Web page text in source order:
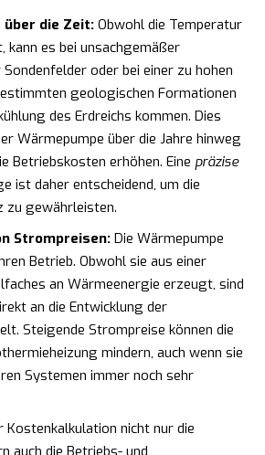
die Zeit: Obwohl die Temperatur
kann es bei unsachgemäßer
oder bei einer zu hohen
geologischen Formationen
des Erdreichs kommen. Dies
Wärmepumpe über die Jahre hinweg
Betriebskosten erhöhen. Eine präzise
ist daher entscheidend, um die
gewährleisten.
Strompreisen: Die Wärmepumpe
Betrieb. Obwohl sie aus einer
an Wärmeenergie erzeugt, sind
an die Entwicklung der
Steigende Strompreise können die
mindern, auch wenn sie
Systemen immer noch sehr
Kostenkalkulation nicht nur die